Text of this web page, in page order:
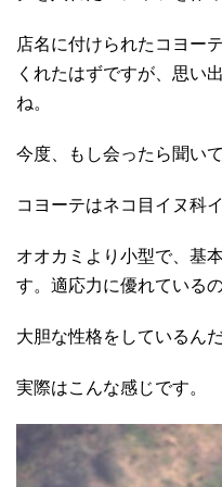
店名に付けられたコヨー
くれたはずですが、思い
ね。
今度、もし会ったら聞い
コヨーテはネコ目イヌ科
オオカミより小型で、基
す。適応力に優れている
大胆な性格をしているん
実際はこんな感じです。